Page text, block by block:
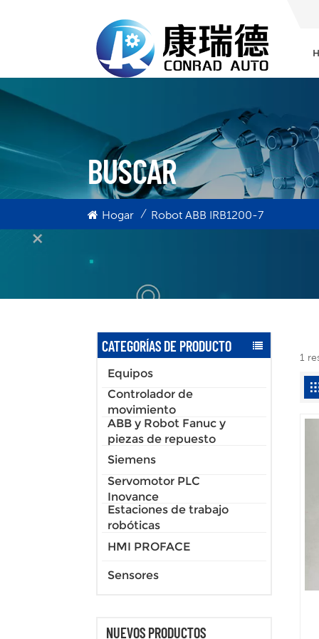
BUSCAR
Hogar / Robot ABB IRB1200-7
CATEGORÍAS DE PRODUCTO
Equipos
Controlador de
movimiento
ABB y Robot Fanuc y
piezas de repuesto
Siemens
Servomotor PLC
Inovance
Estaciones de trabajo
robóticas
HMI PROFACE
Sensores
NUEVOS PRODUCTOS
1